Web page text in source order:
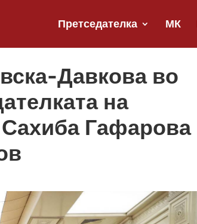
Претседателка МК
Давкова во
на
Гафарова